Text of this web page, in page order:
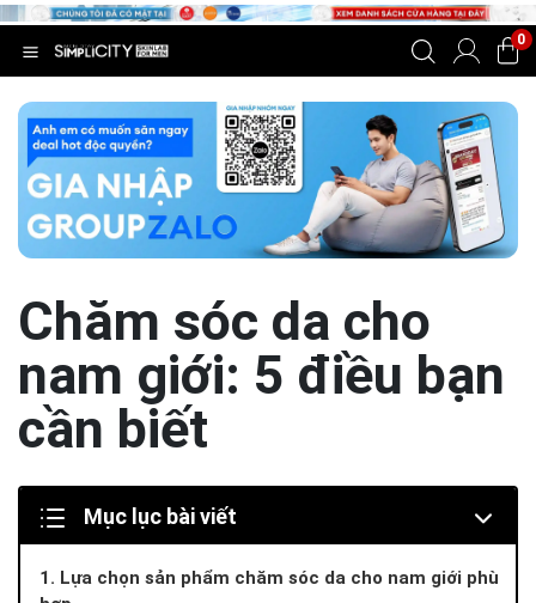
0
Chăm sóc da cho
nam giới: 5 điều bạn
cần biết
Mục lục bài viết
1. Lựa chọn sản phẩm chăm sóc da cho nam giới phù